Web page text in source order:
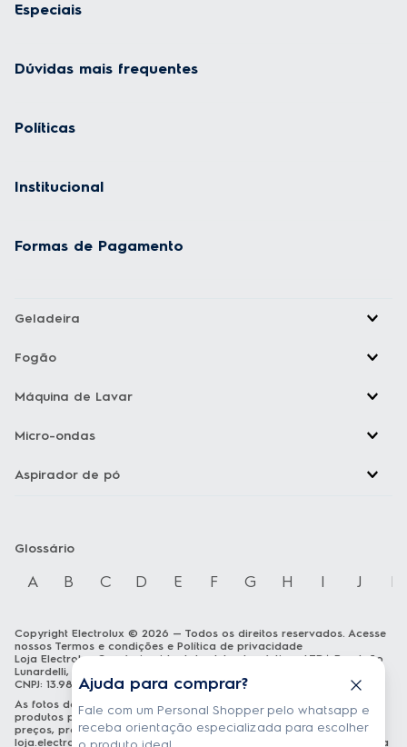
Ajuda para comprar?
Fale com um Personal Shopper pelo whatsapp e
receba orientação especializada para escolher
Especiais
Dúvidas mais frequentes
Políticas
Institucional
Formas de Pagamento
Geladeira
Fogão
Máquina de Lavar
Micro-ondas
Aspirador de pó
Glossário
A B C D E F G H I J K
Copyright Electrolux © 2026 — Todos os direitos reservados. Acesse
nossos Termos e condições e Política de privacidade
Loja Electrolux Comércio virtual de eletrodomésticos LTDA Rua João
Lunardelli, 2205 - Cidade Industrial - Curitiba - PR - CEP: 81460-100
CNPJ: 13.986.197/0001-21
As fotos dos produtos são meramente ilustrativas. A venda dos
produtos publicados está sujeita a disponibilidade de estoque. Os
preços, promoções e formas de pagamento publicados em
loja.electrolux.com.brestão válidos exclusivamente para compra via